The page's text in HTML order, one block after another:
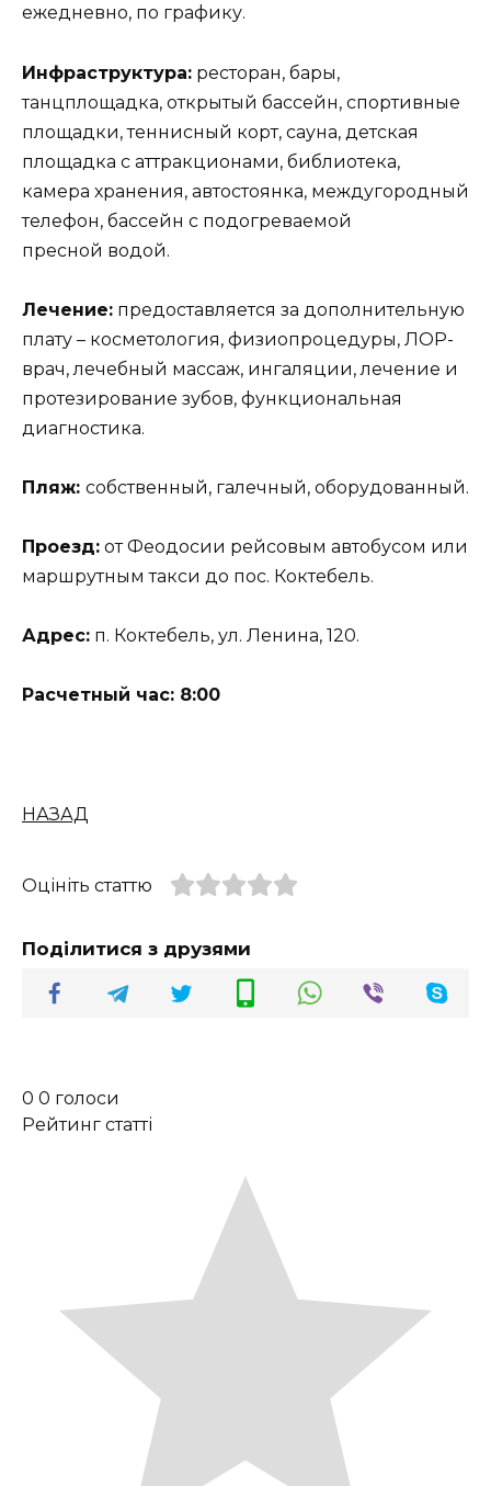
ежедневно, по графику.
Инфраструктура: ресторан, бары,
танцплощадка, открытый бассейн, спортивные
площадки, теннисный корт, сауна, детская
площадка с аттракционами, библиотека,
камера хранения, автостоянка, междугородный
телефон, бассейн с подогреваемой
пресной водой.
Лечение: предоставляется за дополнительную
плату – косметология, физиопроцедуры, ЛОР-
врач, лечебный массаж, ингаляции, лечение и
протезирование зубов, функциональная
диагностика.
Пляж: собственный, галечный, оборудованный.
Проезд: от Феодосии рейсовым автобусом или
маршрутным такси до пос. Коктебель.
Адрес: п. Коктебель, ул. Ленина, 120.
Расчетный час: 8:00
НАЗАД
Оцініть статтю
Поділитися з друзями
0 0 голоси
Рейтинг статті